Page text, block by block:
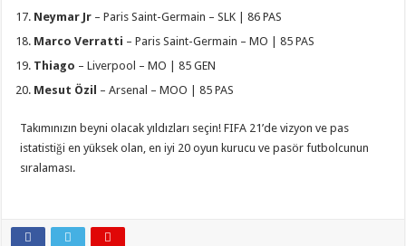
Neymar Jr – Paris Saint-Germain – SLK | 86 PAS
Marco Verratti – Paris Saint-Germain – MO | 85 PAS
Thiago – Liverpool – MO | 85 GEN
Mesut Özil – Arsenal – MOO | 85 PAS
Takımınızın beyni olacak yıldızları seçin! FIFA 21’de vizyon ve pas
istatistiği en yüksek olan, en iyi 20 oyun kurucu ve pasör futbolcunun
sıralaması.